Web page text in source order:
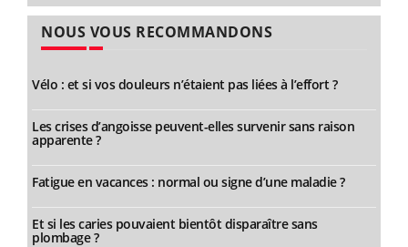
NOUS VOUS RECOMMANDONS
Vélo : et si vos douleurs n’étaient pas liées à l’effort ?
Les crises d’angoisse peuvent-elles survenir sans raison
apparente ?
Fatigue en vacances : normal ou signe d’une maladie ?
Et si les caries pouvaient bientôt disparaître sans
plombage ?